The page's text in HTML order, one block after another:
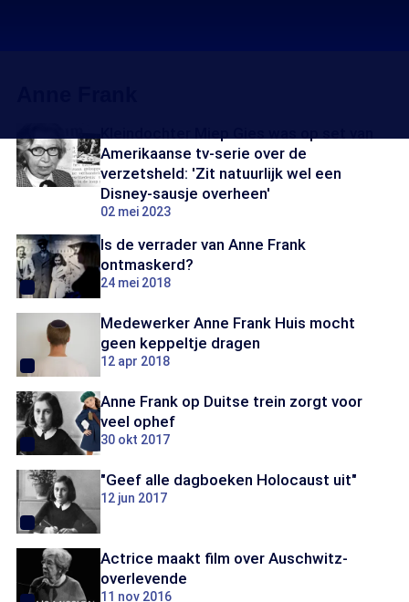
Amerikaanse tv-serie over de
verzetsheld: 'Zit natuurlijk wel een
Disney-sausje overheen'
02 mei 2023
Is de verrader van Anne Frank
ontmaskerd?
24 mei 2018
Medewerker Anne Frank Huis mocht
geen keppeltje dragen
12 apr 2018
Anne Frank op Duitse trein zorgt voor
veel ophef
30 okt 2017
"Geef alle dagboeken Holocaust uit"
12 jun 2017
Actrice maakt film over Auschwitz-
overlevende
11 nov 2016